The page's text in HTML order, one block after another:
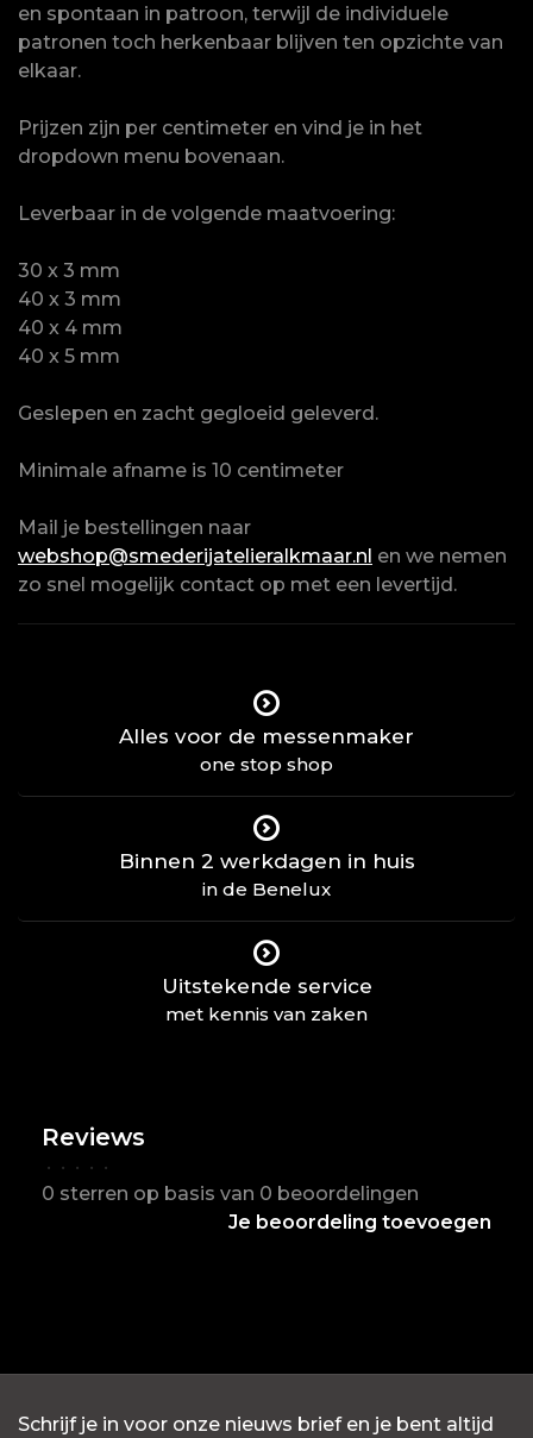
en spontaan in patroon, terwijl de individuele
patronen toch herkenbaar blijven ten opzichte van
elkaar.
Prijzen zijn per centimeter en vind je in het
dropdown menu bovenaan.
Leverbaar in de volgende maatvoering:
30 x 3 mm
40 x 3 mm
40 x 4 mm
40 x 5 mm
Geslepen en zacht gegloeid geleverd.
Minimale afname is 10 centimeter
Mail je bestellingen naar
webshop@smederijatelieralkmaar.nl en we nemen
zo snel mogelijk contact op met een levertijd.
Alles voor de messenmaker
one stop shop
Binnen 2 werkdagen in huis
in de Benelux
Uitstekende service
met kennis van zaken
Reviews
• • • • •
0 sterren op basis van 0 beoordelingen
Je beoordeling toevoegen
Schrijf je in voor onze nieuws brief en je bent altijd